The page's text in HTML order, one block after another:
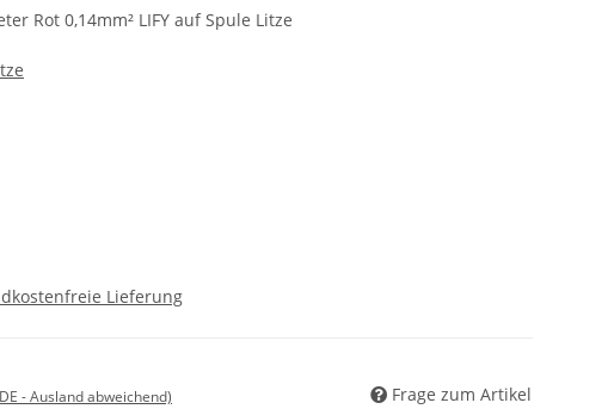
Rot 0,14mm² LIFY auf Spule Litze
Lieferung
- Ausland abweichend) Frage zum Artikel